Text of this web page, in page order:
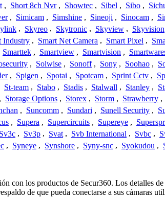
, Short 8ch Nvr , Showtec , Sibel , Sibo ,
, Simicam , Simshine , Sineoji , Sinocam ,
, Skyreo , Skytronic , Skyview , Skyvision
Industry , Smart Net Camera , Smart Pixel ,
Smarttek , Smartview , Smartvision ,
, Solwise , Sonoff , Sony , Soohao ,
, Spigen , Spotai , Spotcam , Sprint Cctv ,
St-team , Stabo , Stadis , Stalwall , Stanley ,
, Storage Options , Storex , Storm , Strawberry ,
, Suncomm , Sundari , Sunell Security ,
, Supera , Supercircuits , Supereye ,
Sv3c , Sv3p , Svat , Svb International , Svbc ,
, Syneye , Synshore , Syny-snc , Syokudou ,
con los productos de Secur360. Los detalles
de que pueda conectarse a sus cámaras